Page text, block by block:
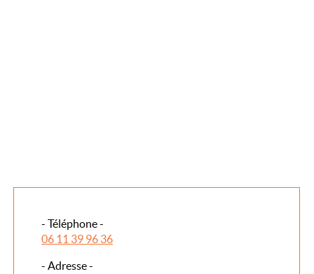
- Téléphone -
06 11 39 96 36
- Adresse -